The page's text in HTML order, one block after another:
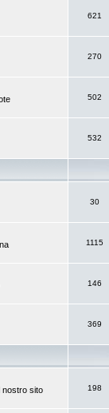
621
270
502
532
30
1115
146
369
nostro sito 198